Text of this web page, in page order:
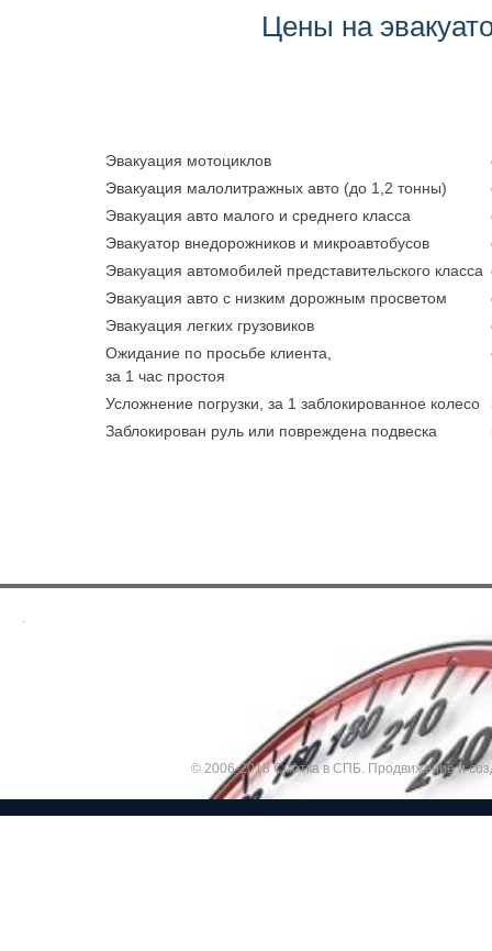
Цены на
Эвакуация мотоциклов
Эвакуация малолитражных авто (до 1,2 тонны)
Эвакуация авто малого и среднего класса
Эвакуатор внедорожников и микроавтобусов
Эвакуация автомобилей представительского класса
Эвакуация авто с низким дорожным просветом
Эвакуация легких грузовиков
Ожидание по просьбе клиента,
за 1 час простоя
Усложнение погрузки, за 1 заблокированное колесо
Заблокирован руль или повреждена подвеска
.
© 2006-2018 Смотка в СПБ. Продвижение и